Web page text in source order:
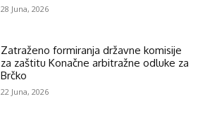
28 Juna, 2026
Zatraženo formiranja državne komisije
za zaštitu Konačne arbitražne odluke za
Brčko
22 Juna, 2026